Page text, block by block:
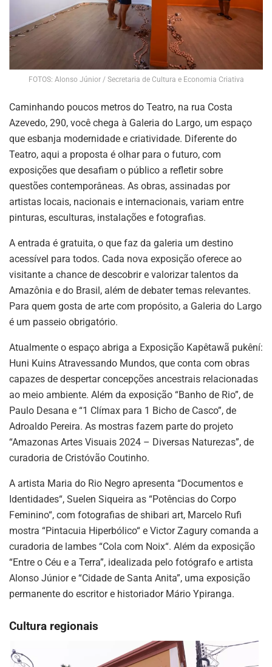
FOTOS: Alonso Júnior / Secretaria de Cultura e Economia Criativa
Caminhando poucos metros do Teatro, na rua Costa
Azevedo, 290, você chega à Galeria do Largo, um espaço
que esbanja modernidade e criatividade. Diferente do
Teatro, aqui a proposta é olhar para o futuro, com
exposições que desafiam o público a refletir sobre
questões contemporâneas. As obras, assinadas por
artistas locais, nacionais e internacionais, variam entre
pinturas, esculturas, instalações e fotografias.
A entrada é gratuita, o que faz da galeria um destino
acessível para todos. Cada nova exposição oferece ao
visitante a chance de descobrir e valorizar talentos da
Amazônia e do Brasil, além de debater temas relevantes.
Para quem gosta de arte com propósito, a Galeria do Largo
é um passeio obrigatório.
Atualmente o espaço abriga a Exposição Kapêtawã pukêní:
Huni Kuins Atravessando Mundos, que conta com obras
capazes de despertar concepções ancestrais relacionadas
ao meio ambiente. Além da exposição “Banho de Rio”, de
Paulo Desana e “1 Clímax para 1 Bicho de Casco”, de
Adroaldo Pereira. As mostras fazem parte do projeto
“Amazonas Artes Visuais 2024 – Diversas Naturezas”, de
curadoria de Cristóvão Coutinho.
A artista Maria do Rio Negro apresenta “Documentos e
Identidades“, Suelen Siqueira as “Potências do Corpo
Feminino“, com fotografias de shibari art, Marcelo Rufi
mostra “Pintacuia Hiperbólico“ e Victor Zagury comanda a
curadoria de lambes “Cola com Noix“. Além da exposição
“Entre o Céu e a Terra”, idealizada pelo fotógrafo e artista
Alonso Júnior e “Cidade de Santa Anita”, uma exposição
permanente do escritor e historiador Mário Ypiranga.
Cultura regionais